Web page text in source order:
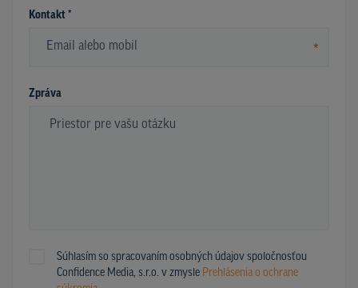
Kontakt *
*
Zpráva
Súhlasím so spracovaním osobných údajov spoločnosťou
Confidence Media, s.r.o. v zmysle Prehlásenia o ochrane